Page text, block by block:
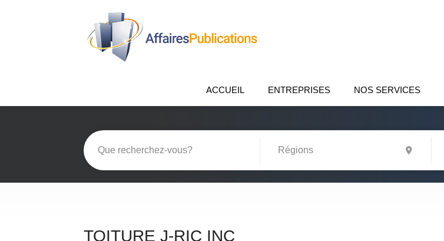
ACCUEIL ENTREPRISES NOS SERVICES
TOITURE J-RIC INC